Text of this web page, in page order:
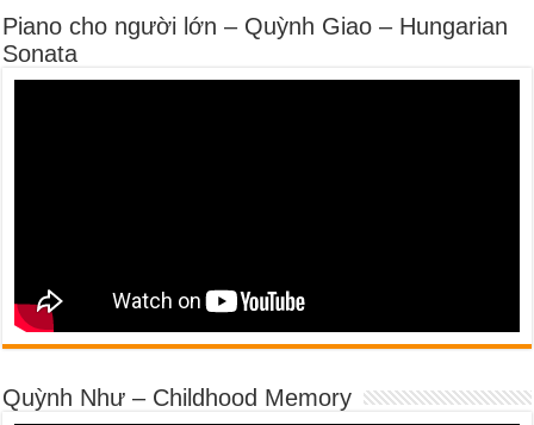
Piano cho người lớn – Quỳnh Giao – Hungarian
Sonata
Quỳnh Như – Childhood Memory